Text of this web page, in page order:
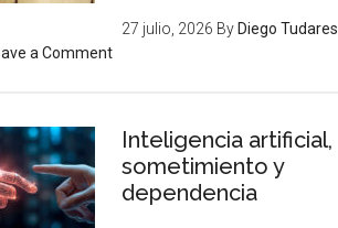
27 julio, 2026 By Diego Tudares
a Comment
Inteligencia artificial,
sometimiento y
dependencia